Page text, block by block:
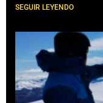
SEGUIR LEYENDO